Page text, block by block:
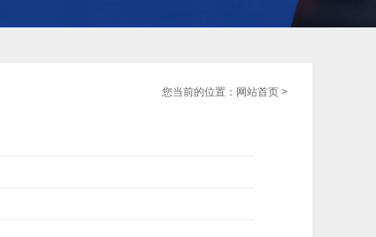
您当前的位置： 网站首页 >